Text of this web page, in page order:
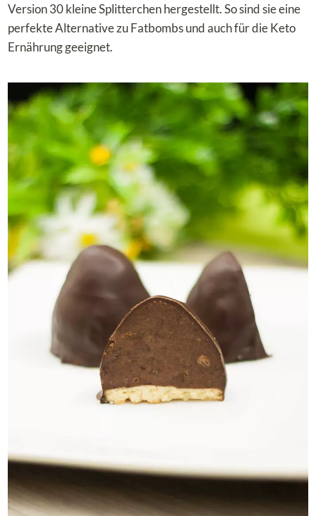
Version 30 kleine Splitterchen hergestellt. So sind sie eine
perfekte Alternative zu Fatbombs und auch für die Keto
Ernährung geeignet.